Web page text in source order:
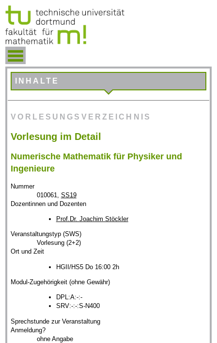
INHALTE
VORLESUNGSVERZEICHNIS
Vorlesung im Detail
Numerische Mathematik für Physiker und
Ingenieure
Nummer
010061, SS19
Dozentinnen und Dozenten
Prof.Dr. Joachim Stöckler
Veranstaltungstyp (SWS)
Vorlesung (2+2)
Ort und Zeit
HGII/HS5 Do 16:00 2h
Modul-Zugehörigkeit (ohne Gewähr)
DPL:A:-:-
SRV:-:-:S-N400
Sprechstunde zur Veranstaltung
Anmeldung?
ohne Angabe